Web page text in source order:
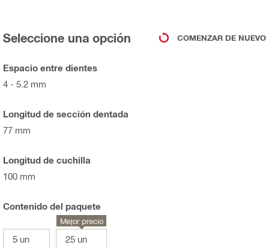
Seleccione una opción COMENZAR DE NUEVO
Espacio entre dientes
4 - 5.2 mm
Longitud de sección dentada
77 mm
Longitud de cuchilla
100 mm
Contenido del paquete
5 un 25 un
Mejor precio